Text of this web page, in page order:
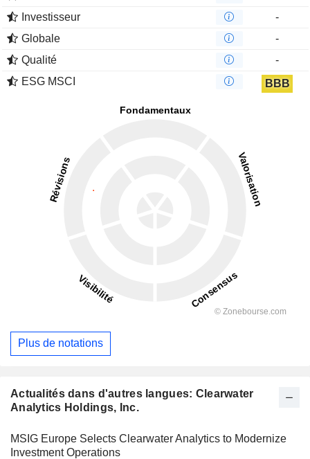
Actualités dans d'autres langues: Clearwater
Analytics Holdings, Inc.
MSIG Europe Selects Clearwater Analytics to Modernize
Investment Operations
les produits dérivés.
Investisseur
-
Globale
-
Qualité
-
ESG MSCI
BBB
Plus de notations